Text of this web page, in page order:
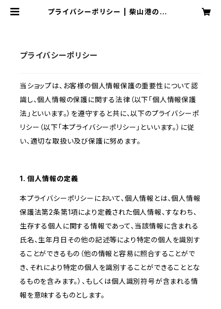
プライバシーポリシー | 柴山港のすぐ
プライバシーポリシー
当ショップは、お客様の個人情報保護の重要性について認
識し、個人情報の保護に関する法律（以下「個人情報保護
法」といいます。）を遵守すると共に、以下のプライバシーポ
リシー（以下「本プライバシーポリシー」といいます。）に従
い、適切な取扱い及び保護に努めます。
1. 個人情報の定義
本プライバシーポリシーにおいて、個人情報とは、個人情報
保護法第2条第1項により定義された個人情報、すなわち、
生存する個人に関する情報であって、当該情報に含まれる
氏名、生年月日その他の記述等により特定の個人を識別す
ることができるもの（他の情報と容易に照合することがで
き、それにより特定の個人を識別することができることとな
るものを含みます。）、もしくは個人識別符号が含まれる情
報を意味するものとします。